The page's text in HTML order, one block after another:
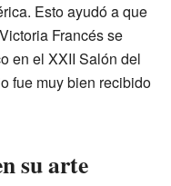
Esto ayudó a que
Francés se
en el XXII Salón del
fue muy bien recibido
su arte